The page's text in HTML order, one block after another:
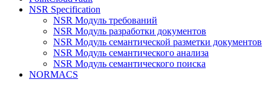
NSR Specification
NSR Модуль требований
NSR Модуль разработки документов
NSR Модуль семантической разметки документов
NSR Модуль семантического анализа
NSR Модуль семантического поиска
NORMACS